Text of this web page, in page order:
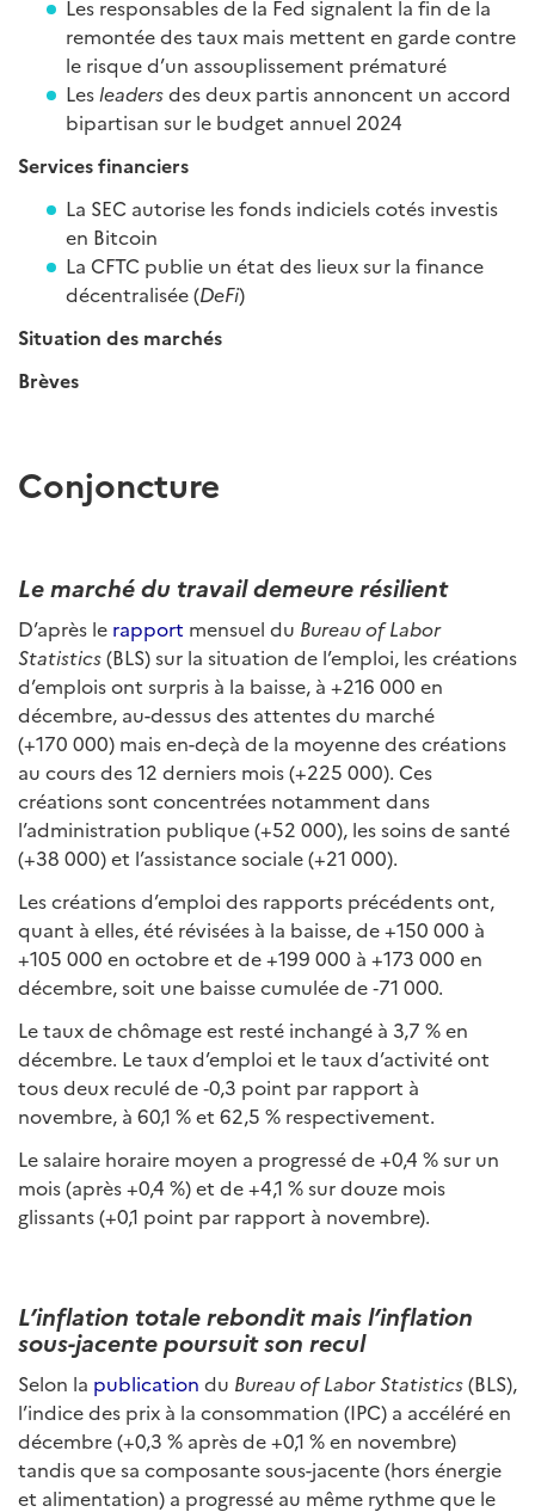
Les responsables de la Fed signalent la fin de la
remontée des taux mais mettent en garde contre
le risque d’un assouplissement prématuré
Les leadersdes deux partis annoncent un accord
bipartisan sur le budget annuel 2024
Services financiers
La SEC autorise les fonds indiciels cotés investis
en Bitcoin
La CFTC publie un état des lieux sur la finance
décentralisée (DeFi)
Situation des marchés
Brèves
Conjoncture
Le marché du travail demeure résilient
D’après le rapport mensuel du Bureau of Labor
Statistics(BLS) sur la situation de l’emploi, les créations
d’emplois ont surpris à la baisse, à +216 000 en
décembre, au-dessus des attentes du marché
(+170 000) mais en-deçà de la moyenne des créations
au cours des 12 derniers mois (+225 000). Ces
créations sont concentrées notamment dans
l’administration publique (+52 000), les soins de santé
(+38 000) et l’assistance sociale (+21 000).
Les créations d’emploi des rapports précédents ont,
quant à elles, été révisées à la baisse, de +150 000 à
+105 000 en octobre et de +199 000 à +173 000 en
décembre, soit une baisse cumulée de ‑71 000.
Le taux de chômage est resté inchangé à 3,7 % en
décembre. Le taux d’emploi et le taux d’activité ont
tous deux reculé de ‑0,3 point par rapport à
novembre, à 60,1 % et 62,5 % respectivement.
Le salaire horaire moyen a progressé de +0,4 % sur un
mois (après +0,4 %) et de +4,1 % sur douze mois
glissants (+0,1 point par rapport à novembre).
L’inflation totale rebondit mais l’inflation
sous-jacente poursuit son recul
Selon la publication du Bureau of Labor Statistics(BLS),
l’indice des prix à la consommation (IPC) a accéléré en
décembre (+0,3 % après de +0,1 % en novembre)
tandis que sa composante sous-jacente (hors énergie
et alimentation) a progressé au même rythme que le